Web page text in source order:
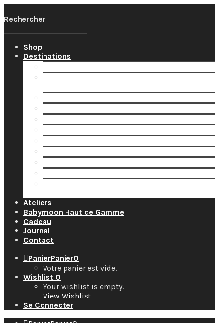
Shop
Destinations
Ateliers
Babymoon Haut de Gamme
Cadeau
Journal
Contact
PanierPanier0
Votre panier est vide.
Wishlist 0
Your wishlist is empty.
View Wishlist
Se Connecter